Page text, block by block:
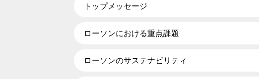
トップメッセージ
ローソンにおける重点課題
ローソンのサステナビリティ